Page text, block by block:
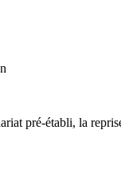
pré-établi, la